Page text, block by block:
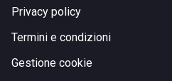
Privacy policy
Termini e condizioni
Gestione cookie